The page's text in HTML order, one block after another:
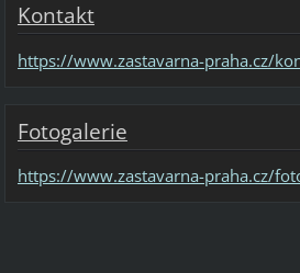
Kontakt
https://www.zastavarna-praha.cz/
Fotogalerie
https://www.zastavarna-praha.cz/